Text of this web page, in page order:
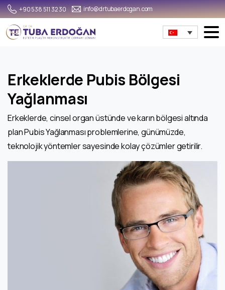
+90 538 511 32 30 info@drtubaerdogan.com
Erkeklerde Pubis Bölgesi
Yağlanması
Erkeklerde, cinsel organ üstünde ve karın bölgesi altında
plan Pubis Yağlanması problemlerine, günümüzde,
teknolojik yöntemler sayesinde kolay çözümler getirilir.